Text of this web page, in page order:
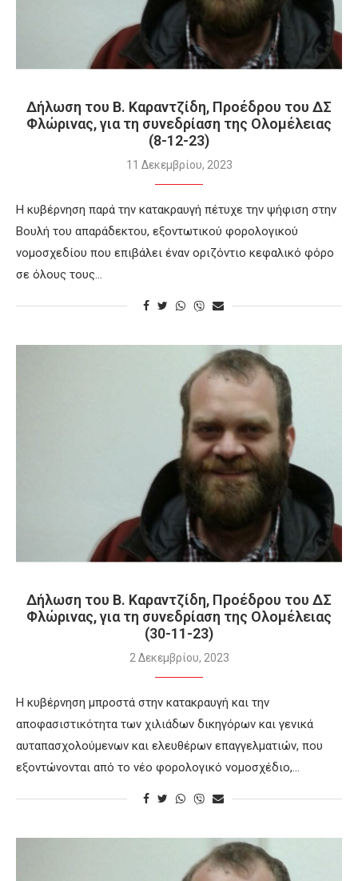
Δήλωση του Β. Καραντζίδη, Προέδρου του ΔΣ
Φλώρινας, για τη συνεδρίαση της Ολομέλειας
(8-12-23)
11 Δεκεμβρίου, 2023
H κυβέρνηση παρά την κατακραυγή πέτυχε την ψήφιση στην
Βουλή του απαράδεκτου, εξοντωτικού φορολογικού
νομοσχεδίου που επιβάλει έναν οριζόντιο κεφαλικό φόρο
σε όλους τους…
Δήλωση του Β. Καραντζίδη, Προέδρου του ΔΣ
Φλώρινας, για τη συνεδρίαση της Ολομέλειας
(30-11-23)
2 Δεκεμβρίου, 2023
H κυβέρνηση μπροστά στην κατακραυγή και την
αποφασιστικότητα των χιλιάδων δικηγόρων και γενικά
αυταπασχολούμενων και ελευθέρων επαγγελματιών, που
εξοντώνονται από το νέο φορολογικό νομοσχέδιο,…